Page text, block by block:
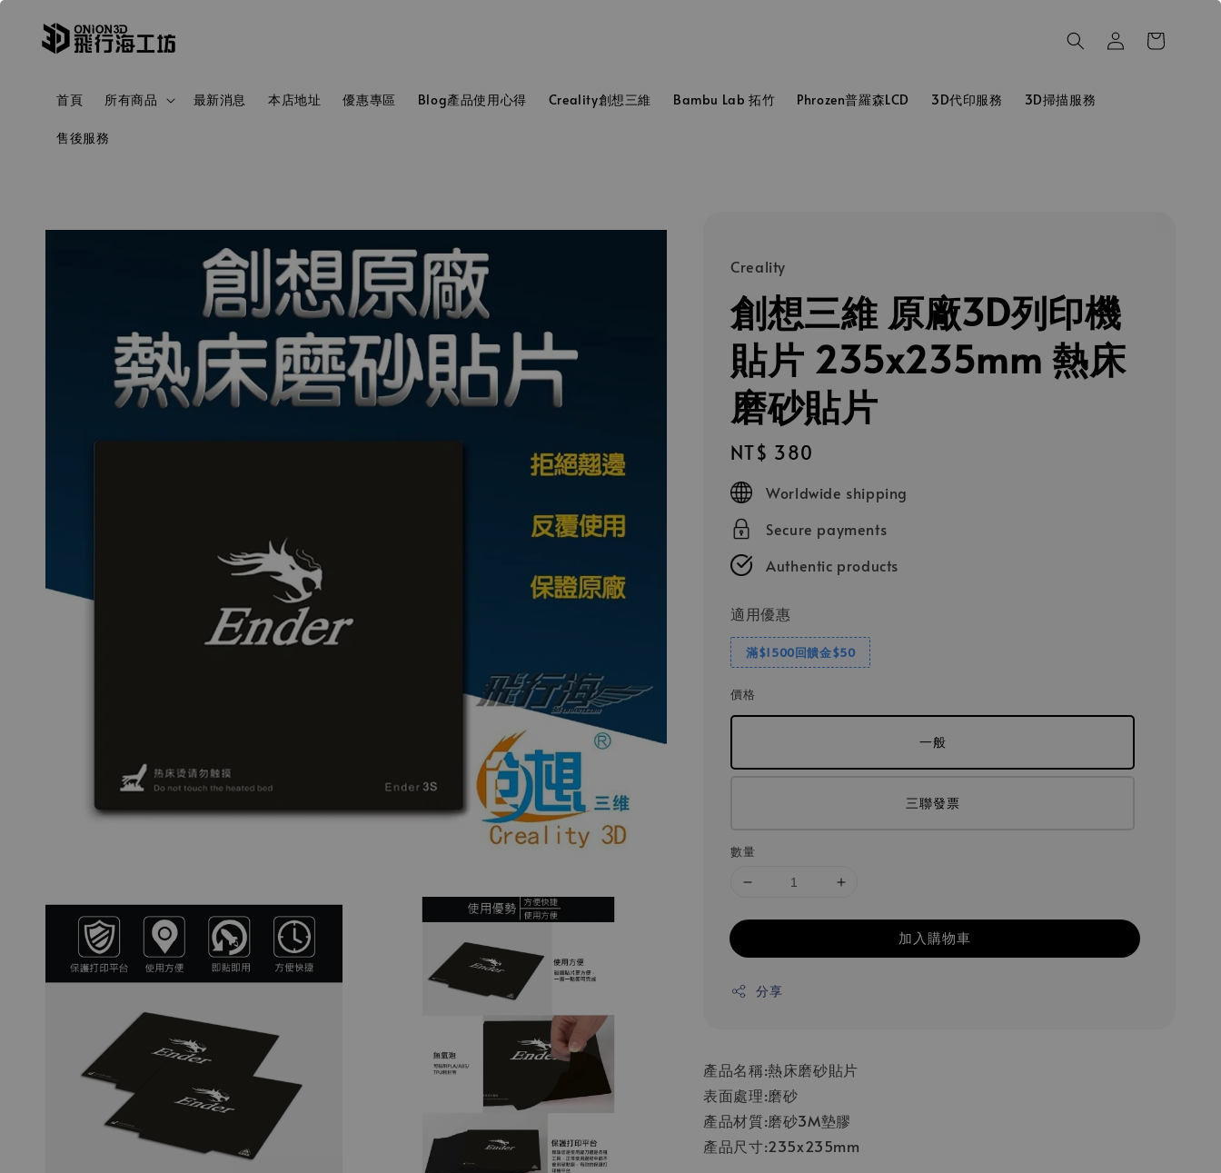
首頁 所有商品 最新消息 本店地址 優惠專區 Blog產品使用心得 Creality創想三維 Bambu Lab 拓竹 Phrozen普羅森LCD 3D代印服務 3D掃描服務
售後服務
Creality
創想三維 原廠3D列印機
貼片 235x235mm 熱床
磨砂貼片
Regular
price
NT$ 380
Worldwide shipping
Secure payments
Authentic products
適用優惠
滿$1500回饋金$50
價格
一般
三聯發票
數量
加入購物車
分享
產品名稱:熱床磨砂貼片
表面處理:磨砂
產品材質:磨砂3M墊膠
產品尺寸:235x235mm